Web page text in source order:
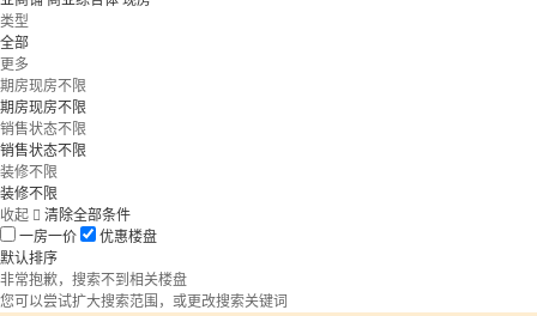
类型
全部
更多
期房现房不限
期房现房不限
销售状态不限
销售状态不限
装修不限
装修不限
收起  清除全部条件
一房一价
优惠楼盘
默认排序
非常抱歉，搜索不到相关楼盘
您可以尝试扩大搜索范围，或更改搜索关键词